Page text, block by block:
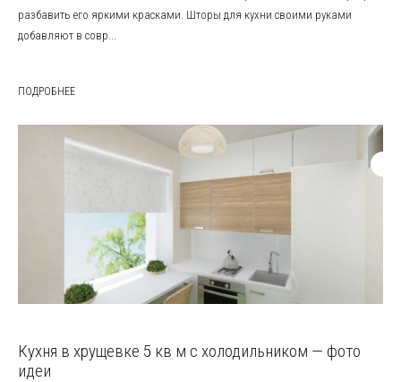
разбавить его яркими красками. Шторы для кухни своими руками
добавляют в совр...
ПОДРОБНЕЕ
Кухня в хрущевке 5 кв м с холодильником — фото
идеи